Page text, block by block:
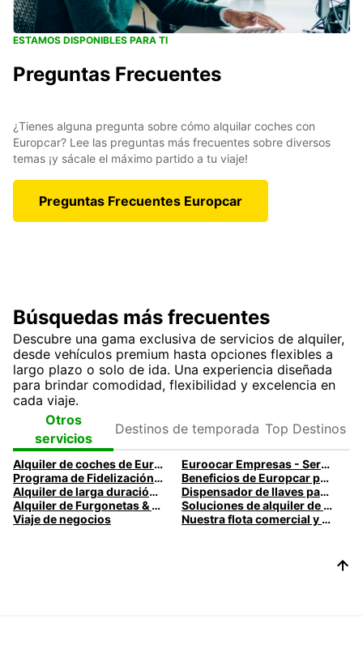
ESTAMOS DISPONIBLES PARA TI
Preguntas Frecuentes
¿Tienes alguna pregunta sobre cómo alquilar coches con
Europcar? Lee las preguntas más frecuentes sobre diversos
temas ¡y sácale el máximo partido a tu viaje!
Preguntas Frecuentes Europcar
Búsquedas más frecuentes
Descubre una gama exclusiva de servicios de alquiler,
desde vehículos premium hasta opciones flexibles a
largo plazo o solo de ida. Una experiencia diseñada
para brindar comodidad, flexibilidad y excelencia en
cada viaje.
Otros
servicios
temporada
Destinos
Alquiler de coches de Europcar para viajes de empresa
Euroocar Empresas - Servicios
Programa de Fidelización Privilege For You de Europcar
Beneficios de Europcar para clientes de empresas
Alquiler de larga duración de furgonetas para empresas
Dispensador de llaves para viajes de empresa
Alquiler de Furgonetas & Camiones para Empresas
Soluciones de alquiler de coches para tus viajes de negocios
Viaje de negocios
Nuestra flota comercial y servicios de alquiler | Europcar